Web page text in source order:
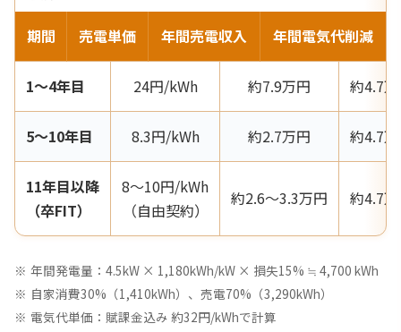
期間 売電単価 年間売電収入 年間電気代削減
1〜4年目 24円/kWh 約7.9万円 約4.7
5〜10年目 8.3円/kWh 約2.7万円 約4.7
11年目以降
（卒FIT）
8〜10円/kWh
（自由契約）
約2.6〜3.3万円 約4.7
年間発電量：4.5kW × 1,180kWh/kW × 損失15% ≒ 4,700 kWh
自家消費30%（1,410kWh）、売電70%（3,290kWh）
電気代単価：賦課金込み 約32円/kWhで計算